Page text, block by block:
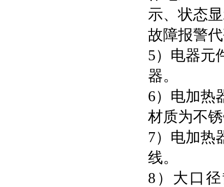
示、状态
故障报警
5）电器元
器。
6）电加热
材质为不
7）电加热
线。
8）大口